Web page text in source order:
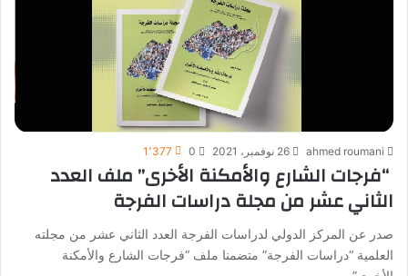
ahmed roumani 26 نوفمبر، 2021 0 1٬377
“فرجات الشارع والأمكنة الأخرى” ملف العدد
الثاني عشر من مجلة دراسات الفرجة
صدر عن المركز الدولي لدراسات الفرجة العدد الثاني عشر من مجلته
العلمية “دراسات الفرجة” متضمنا ملف “فرجات الشارع والأمكنة